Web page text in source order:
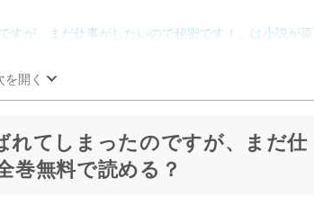
すが、まだ仕事がしたいので秘密です！』は小説が原
を開く
れてしまったのですが、まだ仕
巻無料で読める？